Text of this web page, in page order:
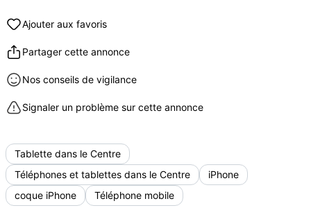
Ajouter aux favoris
Partager cette annonce
Nos conseils de vigilance
Signaler un problème sur cette annonce
Tablette dans le Centre
Téléphones et tablettes dans le Centre
iPhone
coque iPhone
Téléphone mobile